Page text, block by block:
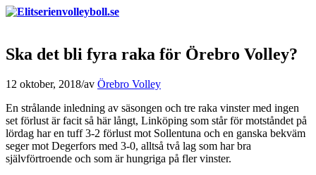
Ska det bli fyra raka för Örebro Volley?
12 oktober, 2018/av Örebro Volley
En strålande inledning av säsongen och tre raka vinster med ingen
set förlust är facit så här långt, Linköping som står för motståndet på
lördag har en tuff 3-2 förlust mot Sollentuna och en ganska bekväm
seger mot Degerfors med 3-0, alltså två lag som har bra
självförtroende och som är hungriga på fler vinster.